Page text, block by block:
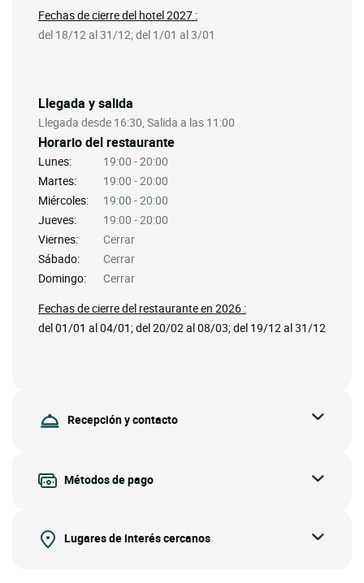
Llegada y salida
Llegada desde 16:30, Salida a las 11:00
Horario del restaurante
Lunes:
19:00 - 20:00
Martes:
19:00 - 20:00
Miércoles:
19:00 - 20:00
Jueves:
19:00 - 20:00
Viernes:
Cerrar
Sábado:
Cerrar
Domingo:
Cerrar
Fechas de cierre del restaurante en 2026 :
del 01/01 al 04/01; del 20/02 al 08/03; del 19/12 al 31/12
Fechas de cierre del hotel 2027 :
del 18/12 al 31/12; del 1/01 al 3/01
Recepción y contacto
Métodos de pago
Lugares de interés cercanos